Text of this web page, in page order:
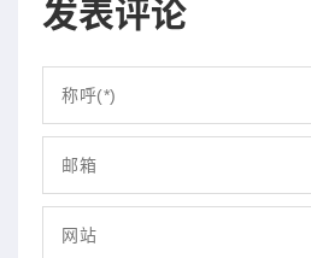
发表评论